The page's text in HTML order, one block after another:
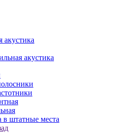
акустика
акустика
в штатные места